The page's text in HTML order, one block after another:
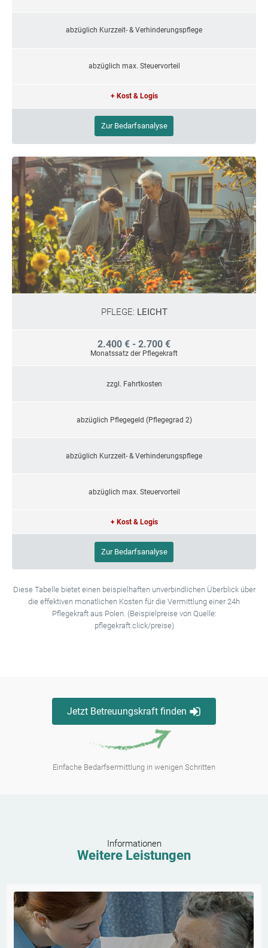
abzüglich Kurzzeit- & Verhinderungspflege
abzüglich max. Steuervorteil
+ Kost & Logis
Zur Bedarfsanalyse
PFLEGE: LEICHT
2.400 € - 2.700 €
Monatssatz der Pflegekraft
zzgl. Fahrtkosten
abzüglich Pflegegeld (Pflegegrad 2)
abzüglich Kurzzeit- & Verhinderungspflege
abzüglich max. Steuervorteil
+ Kost & Logis
Zur Bedarfsanalyse
Diese Tabelle bietet einen beispielhaften unverbindlichen Überblick über
die effektiven monatlichen Kosten für die Vermittlung einer 24h
Pflegekraft aus Polen. (Beispielpreise von Quelle:
pflegekraft.click/preise)
Jetzt Betreuungskraft finden
Einfache Bedarfsermittlung in wenigen Schritten
Informationen
Weitere Leistungen